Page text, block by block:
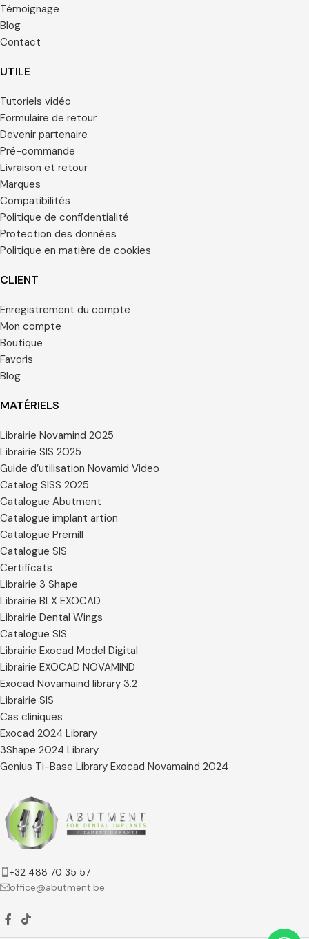
Témoignage
Blog
Contact
UTILE
Tutoriels vidéo
Formulaire de retour
Devenir partenaire
Pré-commande
Livraison et retour
Marques
Compatibilités
Politique de confidentialité
Protection des données
Politique en matière de cookies
CLIENT
Enregistrement du compte
Mon compte
Boutique
Favoris
Blog
MATÉRIELS
Librairie Novamind 2025
Librairie SIS 2025
Guide d’utilisation Novamid Video
Catalog SISS 2025
Catalogue Abutment
Catalogue implant artion
Catalogue Premill
Catalogue SIS
Certificats
Librairie 3 Shape
Librairie BLX EXOCAD
Librairie Dental Wings
Catalogue SIS
Librairie Exocad Model Digital
Librairie EXOCAD NOVAMIND
Exocad Novamaind library 3.2
Librairie SIS
Cas cliniques
Exocad 2024 Library
3Shape 2024 Library
Genius Ti-Base Library Exocad Novamaind 2024
+32 488 70 35 57
office@abutment.be